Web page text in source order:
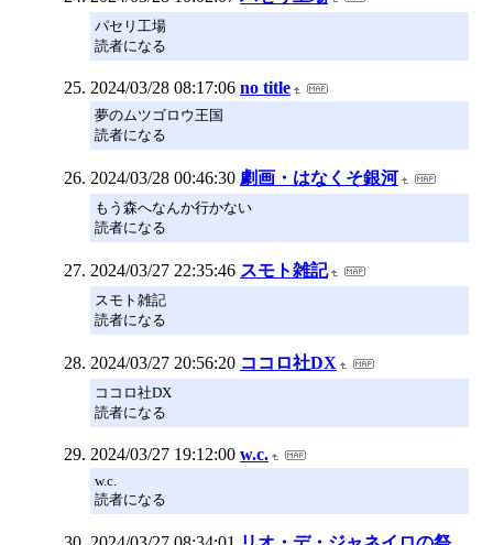
パセリ工場
読者になる
2024/03/28 08:17:06 no title
夢のムツゴロウ王国
読者になる
2024/03/28 00:46:30 劇画・はなくそ銀河
もう森へなんか行かない
読者になる
2024/03/27 22:35:46 スモト雑記
スモト雑記
読者になる
2024/03/27 20:56:20 ココロ社DX
ココロ社DX
読者になる
2024/03/27 19:12:00 w.c.
w.c.
読者になる